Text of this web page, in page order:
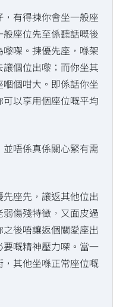
有得揀你會坐一般座
座位先至係聽話嘅後
㗎。揀優先座，喺架
個位出嚟；而你坐其
個咁大。即係話你坐
以享用個座位嘅平均
唔係真係關心緊有需
座先，讓返其他位出
傷殘特徵，又面皮過
後唔讓返個關愛座出
嘅精神壓力㗎。當一
其他坐喺正常座位嘅